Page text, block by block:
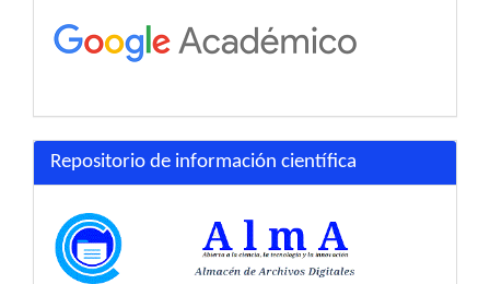
Repositorio de información científica